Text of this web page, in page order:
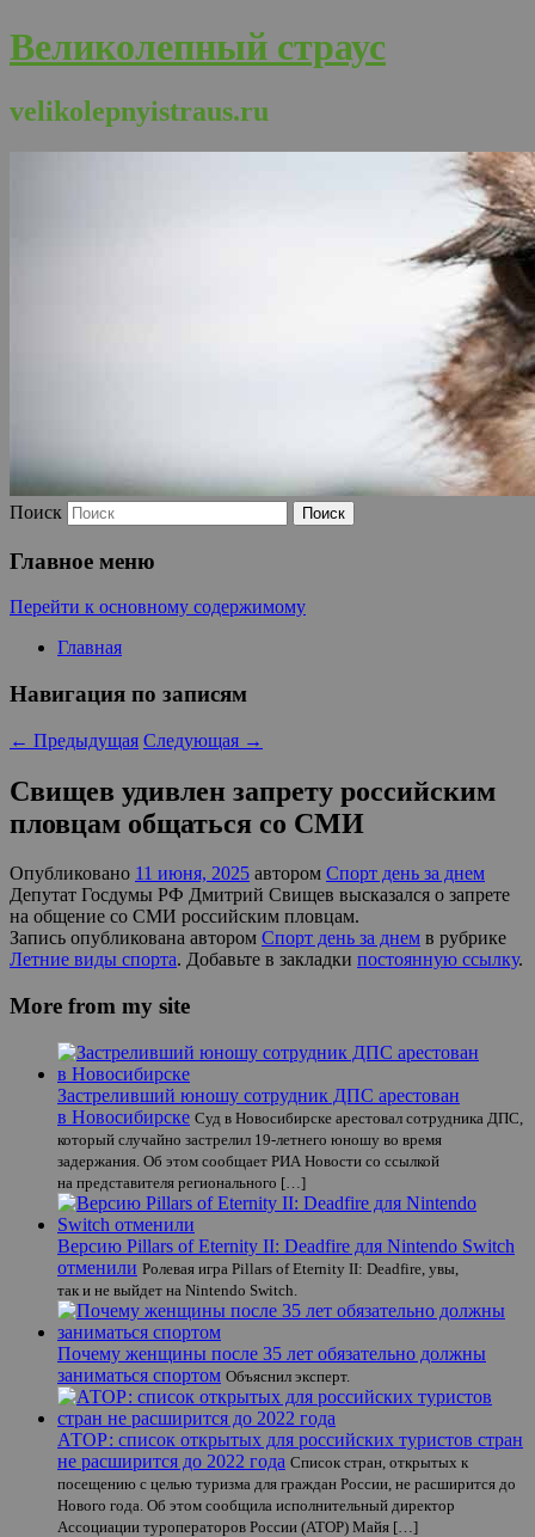
Великолепный страус
velikolepnyistraus.ru
Поиск
Главное меню
Перейти к основному содержимому
Главная
Навигация по записям
← Предыдущая Следующая →
Свищев удивлен запрету российским
пловцам общаться со СМИ
Опубликовано 11 июня, 2025 автором Спорт день за днем
Депутат Госдумы РФ Дмитрий Свищев высказался о запрете
на общение со СМИ российским пловцам.
Запись опубликована автором Спорт день за днем в рубрике
Летние виды спорта. Добавьте в закладки постоянную ссылку.
More from my site
Застреливший юношу сотрудник ДПС арестован
в Новосибирске Суд в Новосибирске арестовал сотрудника ДПС,
который случайно застрелил 19-летнего юношу во время
задержания. Об этом сообщает РИА Новости со ссылкой
на представителя регионального […]
Версию Pillars of Eternity II: Deadfire для Nintendo Switch
отменили Ролевая игра Pillars of Eternity II: Deadfire, увы,
так и не выйдет на Nintendo Switch.
Почему женщины после 35 лет обязательно должны
заниматься спортом Объяснил эксперт.
АТОР: список открытых для российских туристов стран
не расширится до 2022 года Список стран, открытых к
посещению с целью туризма для граждан России, не расширится до
Нового года. Об этом сообщила исполнительный директор
Ассоциации туроператоров России (АТОР) Майя […]